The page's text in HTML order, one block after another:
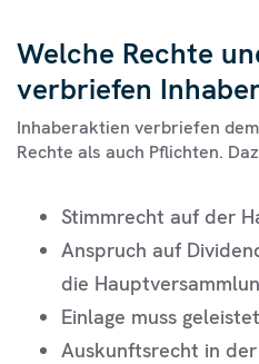
Welche Rechte
verbriefen
Inhaberaktien verbriefen
Rechte als auch Pflichten.
Stimmrecht auf der
Anspruch auf
die
Einlage muss
Auskunftsrecht in